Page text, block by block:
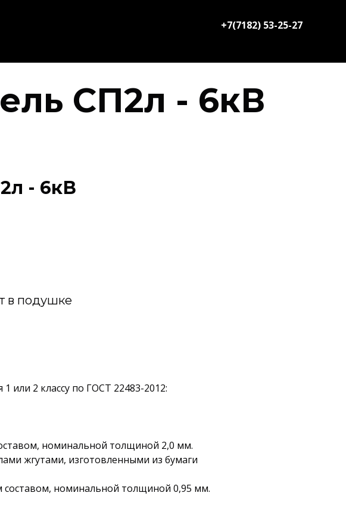
+7(7182) 53-25-27
СП2л - 6кВ
- 6кВ
в подушке
или 2 классу по ГОСТ 22483-2012:
номинальной толщиной 2,0 мм.
жгутами, изготовленными из бумаги
составом, номинальной толщиной 0,95 мм.